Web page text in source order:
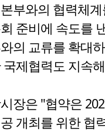
부와의 협력체
준비에 속도를
의 교류를 확대
제협력도 지속
장은 "협약은
개최를 위한 협